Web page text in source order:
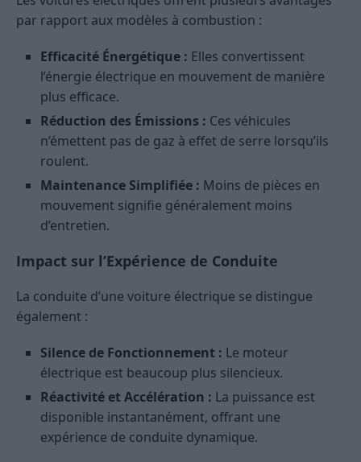
par rapport aux modèles à combustion :
Efficacité Énergétique : Elles convertissent
l’énergie électrique en mouvement de manière
plus efficace.
Réduction des Émissions : Ces véhicules
n’émettent pas de gaz à effet de serre lorsqu’ils
roulent.
Maintenance Simplifiée : Moins de pièces en
mouvement signifie généralement moins
d’entretien.
Impact sur l’Expérience de Conduite
La conduite d’une voiture électrique se distingue
également :
Silence de Fonctionnement : Le moteur
électrique est beaucoup plus silencieux.
Réactivité et Accélération : La puissance est
disponible instantanément, offrant une
expérience de conduite dynamique.